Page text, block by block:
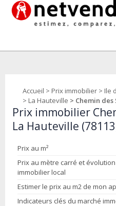
Accueil > Prix immobilier > Ile
> La Hauteville > Chemin
Prix immobilier
La Hauteville
Prix au m²
Prix au mètre carré et
immobilier local
Estimer le prix au m2 de mon
Indicateurs clés du marché